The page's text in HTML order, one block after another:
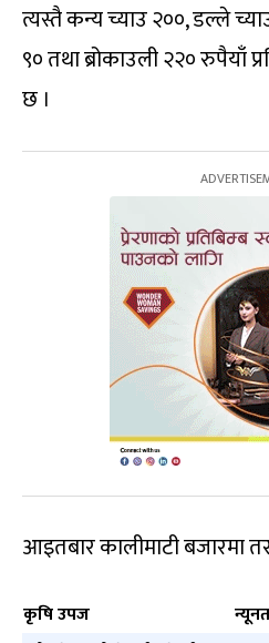
त्यस्तै कन्य च्याउ २००, डल्ले
९० तथा ब्रोकाउली २२० रुपैयाँ
छ ।
आइतबार कालीमाटी बजारमा
कृषि उपज